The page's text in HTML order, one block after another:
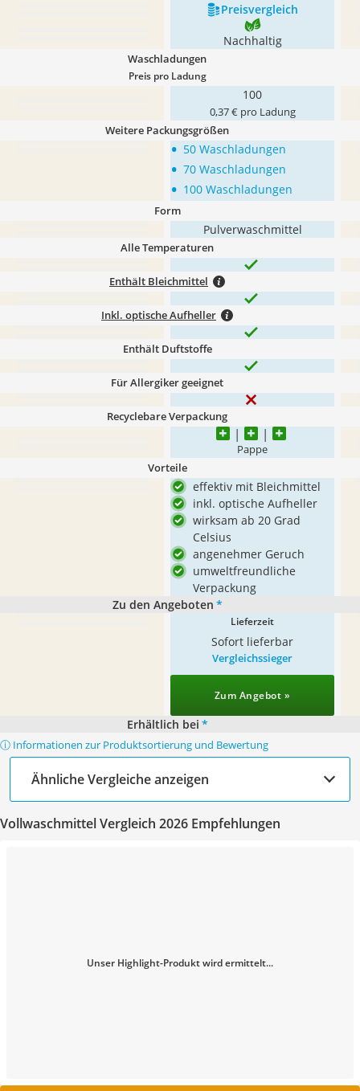
Preis­vergleich
Nachhaltig
Waschladungen
Preis pro Ladung
100
0,37 € pro Ladung
Weitere Packungsgrößen
• 50 Waschladungen
• 70 Waschladungen
• 100 Waschladungen
Form
Pulverwaschmittel
Alle Temperaturen
Enthält Bleichmittel
Inkl. optische Aufheller
Enthält Duftstoffe
Für Allergiker geeignet
Recyclebare Verpackung
Pappe
Vorteile
effektiv mit Bleichmittel
inkl. optische Aufheller
wirksam ab 20 Grad
Celsius
angenehmer Geruch
umweltfreundliche
Verpackung
Zu den Angeboten *
Lieferzeit
Sofort lieferbar
Vergleichssieger
Zum Angebot »
Erhältlich bei *
ⓘ Informationen zur Produktsortierung und Bewertung
Ähnliche Vergleiche anzeigen
Vollwaschmittel Vergleich 2026 Empfehlungen
Unser Highlight-Produkt wird ermittelt...